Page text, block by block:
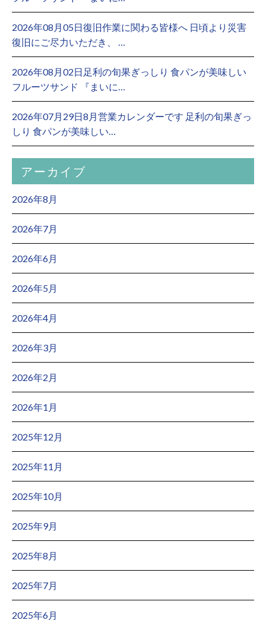
2026年08月05日復旧作業に関わる皆様へ 日頃より災害
復旧にご尽力いただき、 …
2026年08月02日足利の旬果ぎっしり 食パンが美味しい
フルーツサンド 『まいに…
2026年07月29日8月営業カレンダーです 足利の旬果ぎっ
しり 食パンが美味しい…
アーカイブ
2026年8月
2026年7月
2026年6月
2026年5月
2026年4月
2026年3月
2026年2月
2026年1月
2025年12月
2025年11月
2025年10月
2025年9月
2025年8月
2025年7月
2025年6月